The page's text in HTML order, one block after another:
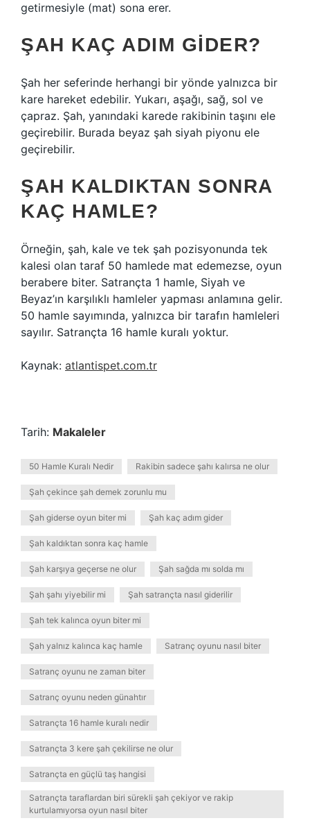
getirmesiyle (mat) sona erer.
ŞAH KAÇ ADIM GIDER?
Şah her seferinde herhangi bir yönde yalnızca bir
kare hareket edebilir. Yukarı, aşağı, sağ, sol ve
çapraz. Şah, yanındaki karede rakibinin taşını ele
geçirebilir. Burada beyaz şah siyah piyonu ele
geçirebilir.
ŞAH KALDIKTAN SONRA
KAÇ HAMLE?
Örneğin, şah, kale ve tek şah pozisyonunda tek
kalesi olan taraf 50 hamlede mat edemezse, oyun
berabere biter. Satrançta 1 hamle, Siyah ve
Beyaz’ın karşılıklı hamleler yapması anlamına gelir.
50 hamle sayımında, yalnızca bir tarafın hamleleri
sayılır. Satrançta 16 hamle kuralı yoktur.
Kaynak: atlantispet.com.tr
Tarih: Makaleler
50 Hamle Kuralı Nedir Rakibin sadece şahı kalırsa ne olur
Şah çekince şah demek zorunlu mu
Şah giderse oyun biter mi Şah kaç adım gider
Şah kaldıktan sonra kaç hamle
Şah karşıya geçerse ne olur Şah sağda mı solda mı
Şah şahı yiyebilir mi Şah satrançta nasıl giderilir
Şah tek kalınca oyun biter mi
Şah yalnız kalınca kaç hamle Satranç oyunu nasıl biter
Satranç oyunu ne zaman biter
Satranç oyunu neden günahtır
Satrançta 16 hamle kuralı nedir
Satrançta 3 kere şah çekilirse ne olur
Satrançta en güçlü taş hangisi
Satrançta taraflardan biri sürekli şah çekiyor ve rakip
kurtulamıyorsa oyun nasıl biter